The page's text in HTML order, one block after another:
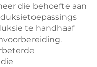
die behoefte aan
te handhaaf